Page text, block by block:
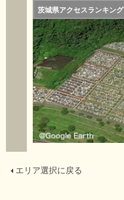
茨城県アクセスランキング
エリア選択に戻る